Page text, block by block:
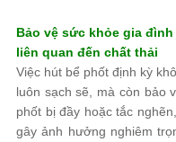
Bảo vệ sức khỏe gia
liên quan đến chất thải
Việc hút bể phốt định kỳ
luôn sạch sẽ, mà còn bảo
phốt bị đầy hoặc tắc
gây ảnh hưởng nghiêm